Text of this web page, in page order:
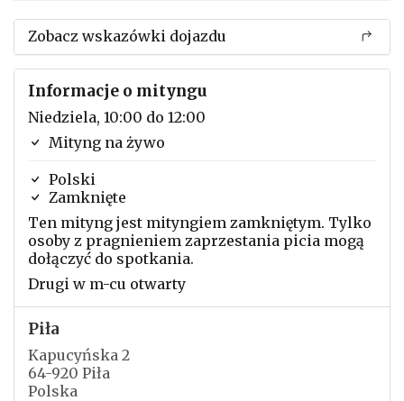
Zobacz wskazówki dojazdu
Informacje o mityngu
Niedziela, 10:00 do 12:00
Mityng na żywo
Polski
Zamknięte
Ten mityng jest mityngiem zamkniętym. Tylko
osoby z pragnieniem zaprzestania picia mogą
dołączyć do spotkania.
Drugi w m-cu otwarty
Piła
Kapucyńska 2
64-920 Piła
Polska